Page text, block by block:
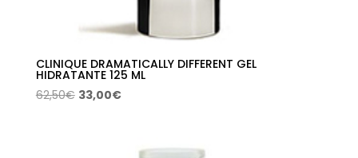
CLINIQUE DRAMATICALLY DIFFERENT GEL
HIDRATANTE 125 ML
62,50€ El
33,00€El